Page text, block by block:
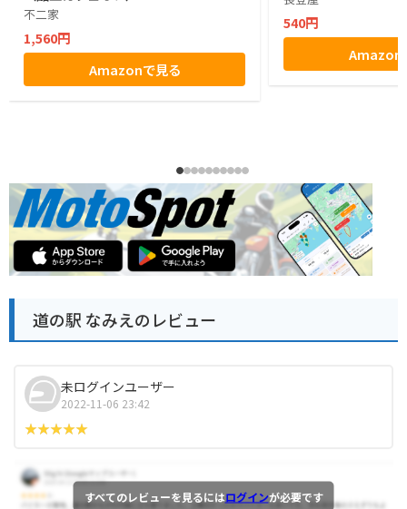
不二家
1,560円
Amazonで見る
540円
Amazon
道の駅 なみえのレビュー
未ログインユーザー
2022-11-06 23:42
すべてのレビューを見るにはログインが必要です